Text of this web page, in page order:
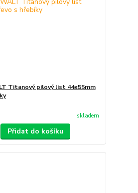
Titanový pilový list 44x55mm
skladem
Přidat do košíku